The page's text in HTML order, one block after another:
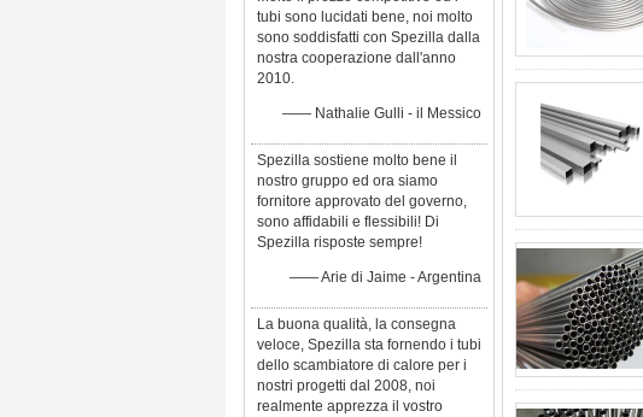
tubi sono lucidati bene, noi molto
sono soddisfatti con Spezilla dalla
nostra cooperazione dall'anno
2010.
—— Nathalie Gulli - il Messico
Spezilla sostiene molto bene il
nostro gruppo ed ora siamo
fornitore approvato del governo,
sono affidabili e flessibili! Di
Spezilla risposte sempre!
—— Arie di Jaime - Argentina
La buona qualità, la consegna
veloce, Spezilla sta fornendo i tubi
dello scambiatore di calore per i
nostri progetti dal 2008, noi
realmente apprezza il vostro